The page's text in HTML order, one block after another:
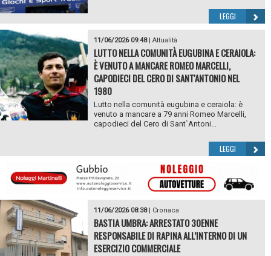
LEGGI
11/06/2026 09:48| Attualità
LUTTO NELLA COMUNITÀ EUGUBINA E CERAIOLA:
È VENUTO A MANCARE ROMEO MARCELLI,
CAPODIECI DEL CERO DI SANT'ANTONIO NEL
1980
Lutto nella comunità eugubina e ceraiola: è
venuto a mancare a 79 anni Romeo Marcelli,
capodieci del Cero di Sant`Antoni...
LEGGI
11/06/2026 08:38| Cronaca
BASTIA UMBRA: ARRESTATO 30ENNE
RESPONSABILE DI RAPINA ALL’INTERNO DI UN
ESERCIZIO COMMERCIALE